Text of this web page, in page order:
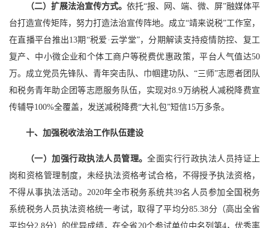
（二）扩展法治宣传方式。 依托“报、网、端、微、屏”融媒体平
台打造宣传矩阵，努力打造法治宣传阵地。成立“靖来说税”工作室，
在直播平台推出13期“税爱·云学堂”，分期解读支持疫情防控、复工
复产、中小微企业和个体工商户等税费优惠政策，平台人气值达50
万。成立党员先锋队、青年突击队、巾帼建功队、“三师”志愿者团队
和税务青年助企团等志愿服务队伍，实现对8.9万纳税人减税降费宣
传辅导100%全覆盖，发送减税降费“大礼包”短信15万多条。
十、加强税收法治工作队伍建设
（一）加强行政执法人员管理。全面实行行政执法人员持证上
岗和资格管理制度，未经执法资格考试合格，不得授予执法资格，
不得从事执法活动。2020年全市税务系统共39名人员参加全国税务
系统税务人员执法资格统一考试，取得了平均分85.38分（高出全省
平均分2.8分）的优异成绩，在全省20个参试单位中名列第4，优秀率